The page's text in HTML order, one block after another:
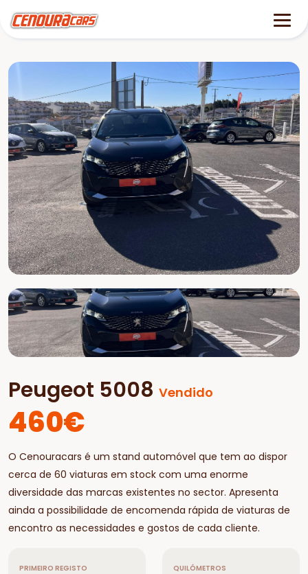
Peugeot 5008 Vendido
460€
O Cenouracars é um stand automóvel que tem ao dispor
cerca de 60 viaturas em stock com uma enorme
diversidade das marcas existentes no sector. Apresenta
ainda a possibilidade de encomenda rápida de viaturas de
encontro as necessidades e gostos de cada cliente.
PRIMEIRO REGISTO QUILÓMETROS